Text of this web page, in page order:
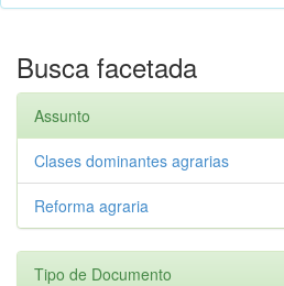
Busca facetada
Assunto
Clases dominantes agrarias
Reforma agraria
Tipo de Documento